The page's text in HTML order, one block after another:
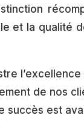
et la qualité
de nos
succès est